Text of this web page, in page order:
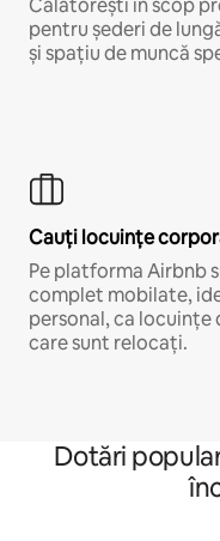
Călătorești în scop
pentru șederi de
și spațiu de muncă
Cauți locuințe
Pe platforma Airbnb
complet mobilate,
personal, ca locuințe
care sunt relocați.
Dotări